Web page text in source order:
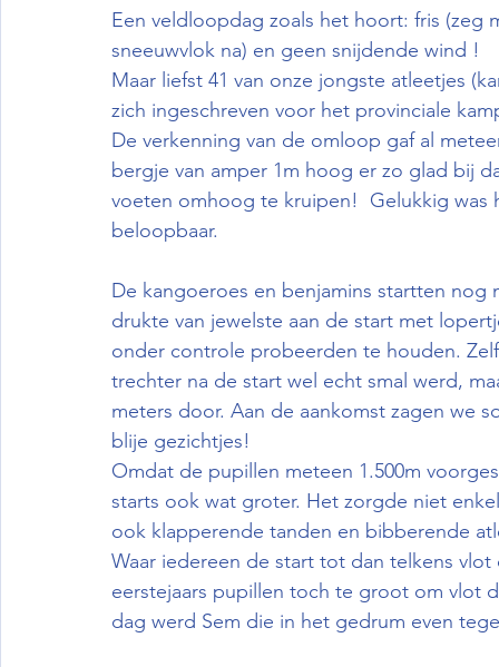
Een veldloopdag zoals het hoort: fris
sneeuwvlok na) en geen snijdende wind !
Maar liefst 41 van onze jongste atleetjes
zich ingeschreven voor het provinciale
De verkenning van de omloop gaf al
bergje van amper 1m hoog er zo glad bij
voeten omhoog te kruipen!  Gelukkig
beloopbaar.
De kangoeroes en benjamins startten
drukte van jewelste aan de start met
onder controle probeerden te houden.
trechter na de start wel echt smal werd,
meters door. Aan de aankomst zagen we
blije gezichtjes!
Omdat de pupillen meteen 1.500m
starts ook wat groter. Het zorgde niet
ook klapperende tanden en bibberende
Waar iedereen de start tot dan telkens
eerstejaars pupillen toch te groot om vlot
dag werd Sem die in het gedrum even